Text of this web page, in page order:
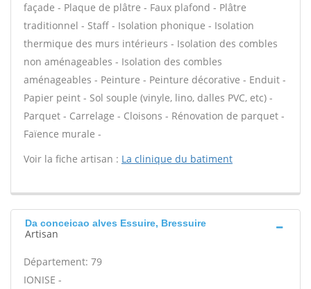
façade - Plaque de plâtre - Faux plafond - Plâtre
traditionnel - Staff - Isolation phonique - Isolation
thermique des murs intérieurs - Isolation des combles
non aménageables - Isolation des combles
aménageables - Peinture - Peinture décorative - Enduit -
Papier peint - Sol souple (vinyle, lino, dalles PVC, etc) -
Parquet - Carrelage - Cloisons - Rénovation de parquet -
Faïence murale -
Voir la fiche artisan : La clinique du batiment
Da conceicao alves Essuire, Bressuire
Artisan
Département: 79
IONISE -